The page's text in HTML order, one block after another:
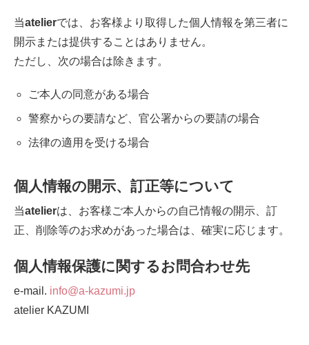
当atelierでは、お客様より取得した個人情報を第三者に
開示または提供することはありません。
ただし、次の場合は除きます。
ご本人の同意がある場合
警察からの要請など、官公署からの要請の場合
法律の適用を受ける場合
個人情報の開示、訂正等について
当atelierは、お客様ご本人からの自己情報の開示、訂
正、削除等のお求めがあった場合は、確実に応じます。
個人情報保護に関するお問合わせ先
e-mail. info@a-kazumi.jp
atelier KAZUMI